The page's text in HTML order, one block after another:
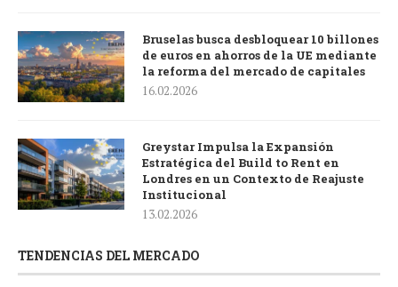
Bruselas busca desbloquear 10 billones
de euros en ahorros de la UE mediante
la reforma del mercado de capitales
16.02.2026
Greystar Impulsa la Expansión
Estratégica del Build to Rent en
Londres en un Contexto de Reajuste
Institucional
13.02.2026
TENDENCIAS DEL MERCADO